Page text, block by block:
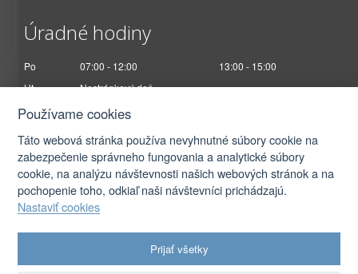
Úradné hodiny
Po 07:00 - 12:00
13:00 - 15:00
Ut
Nestránkový deň
St
07:00 - 12:00
Pi
07:00 - 12:30
Ochrana osobných údajov|Prístupnosť
Používame cookies
Táto webová stránka používa nevyhnutné súbory cookie na
zabezpečenie správneho fungovania a analytické súbory
cookie, na analýzu návštevnosti našich webových stránok a na
pochopenie toho, odkiaľ naši návštevníci prichádzajú.
Nastaviť cookies
Prijať všetky